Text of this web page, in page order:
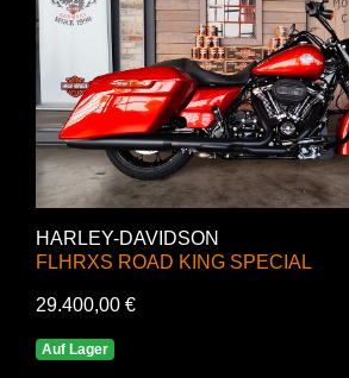
HARLEY-DAVIDSON
FLHRXS ROAD KING SPECIAL
29.400,00 €
Auf Lager